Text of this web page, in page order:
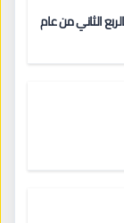
الثاني من عام